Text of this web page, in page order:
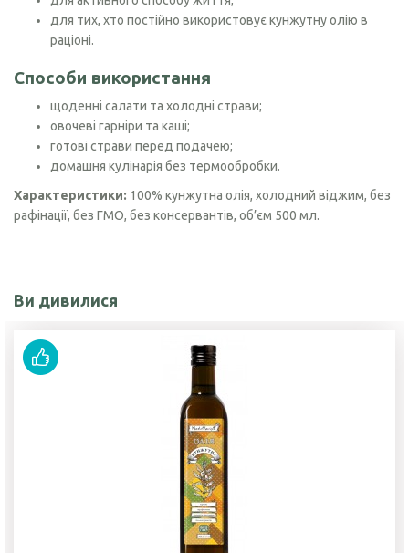
для тих, хто постійно використовує кунжутну олію в
раціоні.
Способи використання
щоденні салати та холодні страви;
овочеві гарніри та каші;
готові страви перед подачею;
домашня кулінарія без термообробки.
Характеристики: 100% кунжутна олія, холодний віджим, без
рафінації, без ГМО, без консервантів, об’єм 500 мл.
Ви дивилися